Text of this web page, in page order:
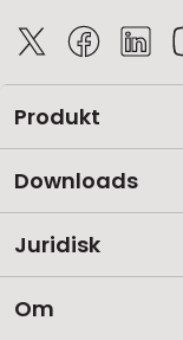
Produkt
Downloads
Juridisk
Om